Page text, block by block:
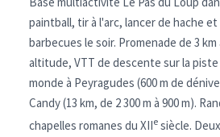
paintball, tir à l'arc, lancer de hache
barbecues le soir. Promenade de 3
altitude, VTT de descente sur la piste
monde à Peyragudes (600 m de
Candy (13 km, de 2 300 m à 900 m).
chapelles romanes du XIIe siècle.